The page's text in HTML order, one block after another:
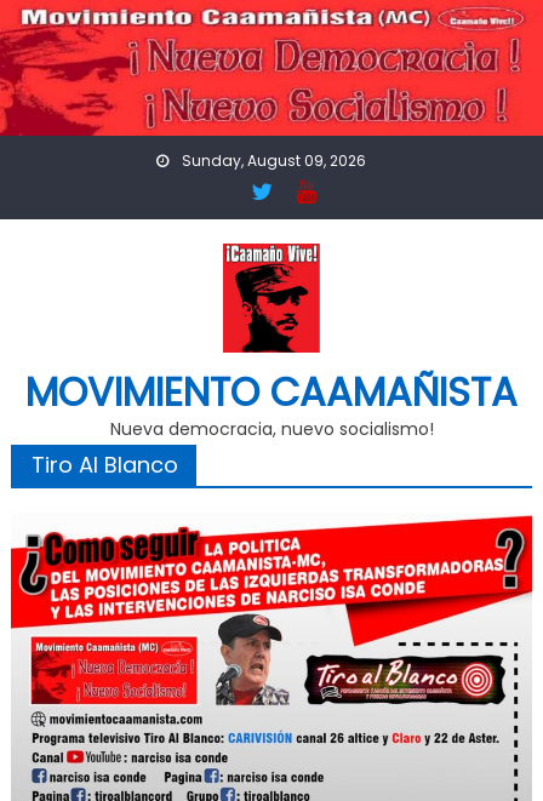
Skip
to
content
Sunday, August 09, 2026
MOVIMIENTO CAAMAÑISTA
Nueva democracia, nuevo socialismo!
Tiro Al Blanco